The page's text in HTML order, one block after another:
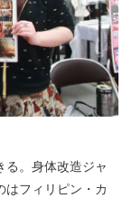
る。身体改造ジャ
はフィリピン・カ